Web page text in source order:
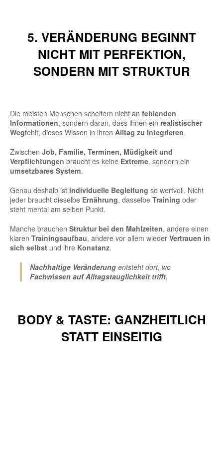
5. VERÄNDERUNG BEGINNT
NICHT MIT PERFEKTION,
SONDERN MIT STRUKTUR
Die meisten Menschen scheitern nicht an fehlenden
Informationen, sondern daran, dass ihnen ein realistischer
Wegfehlt, dieses Wissen in ihren Alltag zu integrieren.
Zwischen Job, Familie, Terminen, Müdigkeit und
Verpflichtungen braucht es keine Extreme, sondern ein
umsetzbares System.
Genau deshalb ist individuelle Begleitung so wertvoll. Nicht
jeder braucht dieselbe Ernährung, dasselbe Training oder
steht mental am selben Punkt.
Manche brauchen Struktur bei den Mahlzeiten, andere einen
klaren Trainingsaufbau, andere vor allem wieder Vertrauen in
sich selbst und ihre Konstanz.
Nachhaltige Veränderung entsteht dort, wo
Fachwissen auf Alltagstauglichkeit trifft.
BODY & TASTE: GANZHEITLICH
STATT EINSEITIG